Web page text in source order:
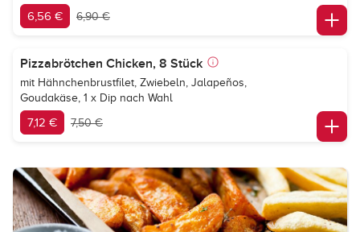
6,56 € 6,90 €
Pizzabrötchen Chicken, 8 Stück
mit Hähnchenbrustfilet, Zwiebeln, Jalapeños,
Goudakäse, 1 x Dip nach Wahl
7,12 € 7,50 €